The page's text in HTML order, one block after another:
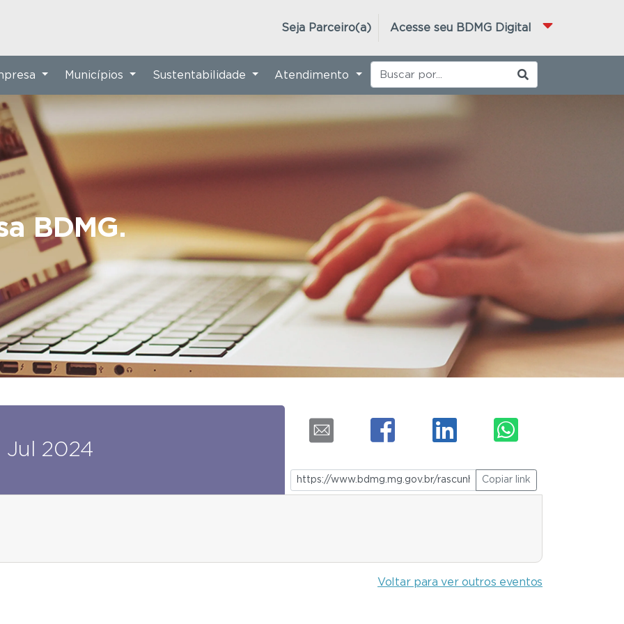
Acesse seu BDMG Digital
Seja Parceiro(a)
BDMG.
Municípios Sustentabilidade Atendimento
Jul 2024
Copiar link
Voltar para ver outros eventos